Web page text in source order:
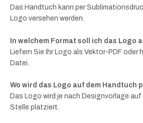
Das Handtuch kann per
Logo versehen werden.
In welchem Format soll ich das Logo
Liefern Sie Ihr Logo als Vektor-PDF oder
Datei.
Wo wird das Logo auf dem Handtuch
Das Logo wird je nach Designvorlage
Stelle platziert.